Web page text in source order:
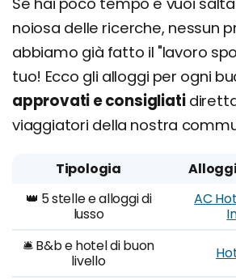
noiosa delle ricerche, nessun
abbiamo già fatto il "lavoro
tuo! Ecco gli alloggi per ogni
approvati e consigliati
viaggiatori della nostra
Tipologia
👑 5 stelle e alloggi di
lusso
AC
🛎️ B&b e hotel di buon
livello